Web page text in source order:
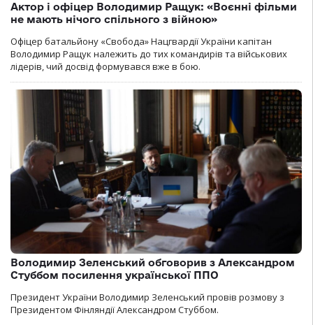
Актор і офіцер Володимир Ращук: «Воєнні фільми
не мають нічого спільного з війною»
Офіцер батальйону «Свобода» Нацгвардії України капітан
Володимир Ращук належить до тих командирів та військових
лідерів, чий досвід формувався вже в бою.
Володимир Зеленський обговорив з Александром
Стуббом посилення української ППО
Президент України Володимир Зеленський провів розмову з
Президентом Фінляндії Александром Стуббом.